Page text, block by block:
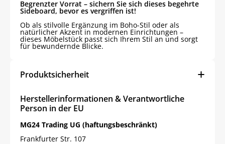
Begrenzter Vorrat – sichern Sie sich dieses begehrte
Sideboard, bevor es vergriffen ist!
Ob als stilvolle Ergänzung im Boho-Stil oder als
natürlicher Akzent in modernen Einrichtungen –
dieses Möbelstück passt sich Ihrem Stil an und sorgt
für bewundernde Blicke.
Produktsicherheit
Herstellerinformationen & Verantwortliche
Person in der EU
MG24 Trading UG (haftungsbeschränkt)
Frankfurter Str. 107